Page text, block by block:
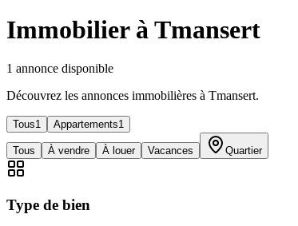
Immobilier à Tmansert
1 annonce disponible
Découvrez les annonces immobilières à Tmansert.
Tous1 Appartements1
Tous À vendre À louer Vacances Quartier
Type de bien